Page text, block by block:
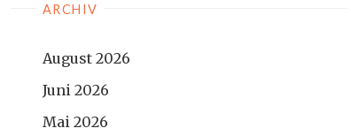
ARCHIV
August 2026
Juni 2026
Mai 2026